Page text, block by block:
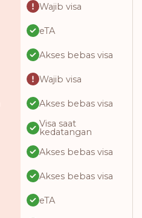
Wajib visa
eTA
Akses bebas visa
Wajib visa
Akses bebas visa
Visa saat
kedatangan
Akses bebas visa
Akses bebas visa
eTA